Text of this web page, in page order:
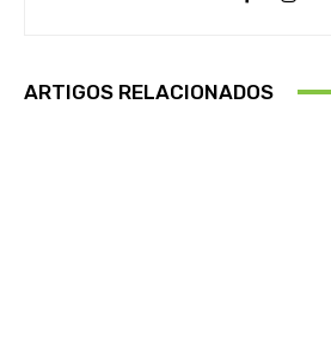
ARTIGOS RELACIONADOS